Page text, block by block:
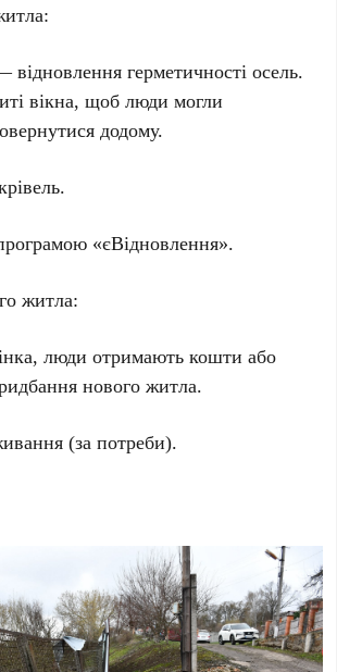
герметичності осель.
вікна, щоб люди могли
додому.
«єВідновлення».
житла:
люди отримають кошти або
нового житла.
(за потреби).